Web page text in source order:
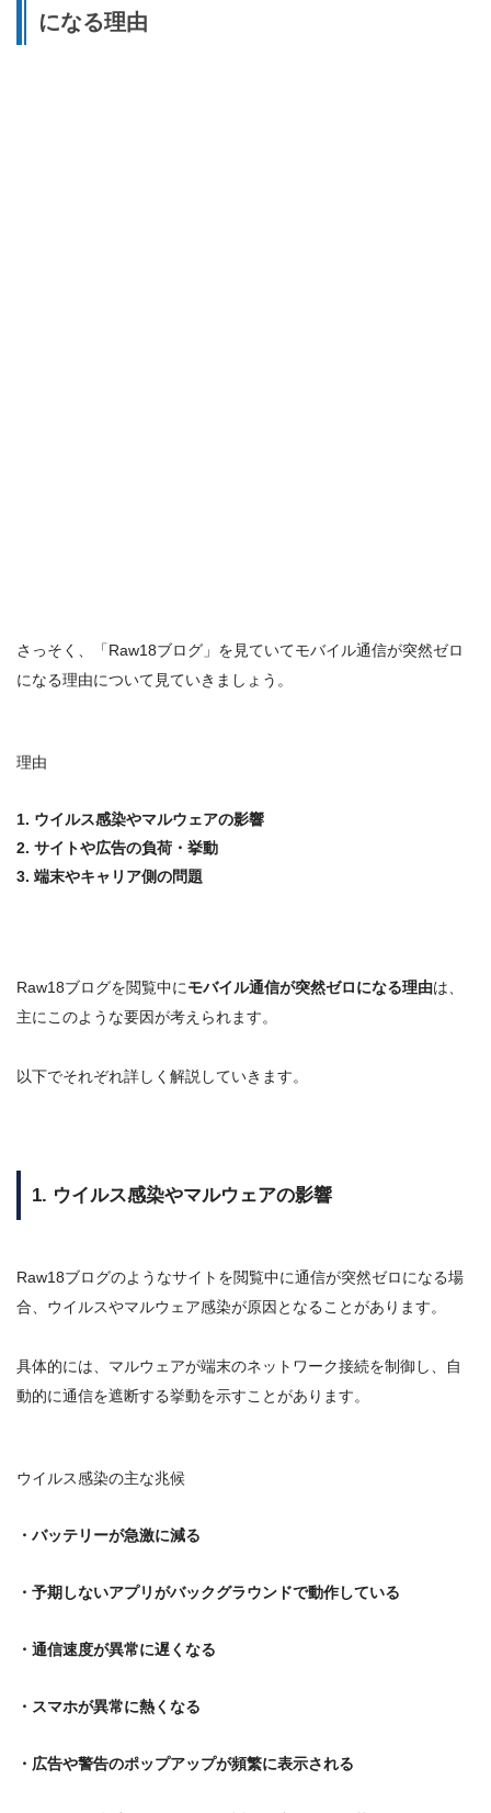
になる理由
さっそく、「Raw18ブログ」を見ていてモバイル通信が突然ゼロ
になる理由について見ていきましょう。
理由
1. ウイルス感染やマルウェアの影響
2. サイトや広告の負荷・挙動
3. 端末やキャリア側の問題
Raw18ブログを閲覧中にモバイル通信が突然ゼロになる理由は、
主にこのような要因が考えられます。
以下でそれぞれ詳しく解説していきます。
1. ウイルス感染やマルウェアの影響
Raw18ブログのようなサイトを閲覧中に通信が突然ゼロになる場
合、ウイルスやマルウェア感染が原因となることがあります。
具体的には、マルウェアが端末のネットワーク接続を制御し、
自
動的に通信を遮断する挙動を示すことがあります。
ウイルス感染の主な兆候
・バッテリーが急激に減る
・予期しないアプリがバックグラウンドで動作している
・通信速度が異常に遅くなる
・スマホが異常に熱くなる
・広告や警告のポップアップが頻繁に表示される